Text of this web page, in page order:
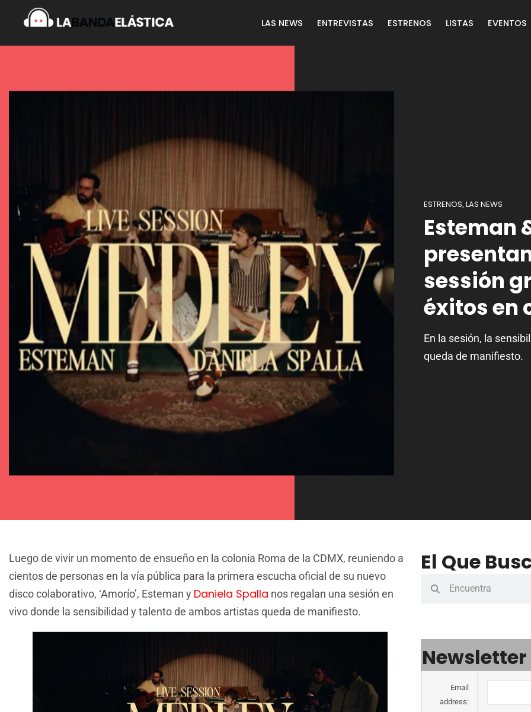
LAS NEWS ENTREVISTAS ESTRENOS LISTAS EVENTOS
ESTRENOS, LAS NEWS
Esteman
sessión
éxitos en
En la sesión, la
queda de manifiesto.
Luego de vivir un momento de ensueño en la colonia Roma de la CDMX, reuniendo a
cientos de personas en la vía pública para la primera escucha oficial de su nuevo
disco colaborativo, ‘Amorío’, Esteman y Daniela Spalla nos regalan una sesión en
vivo donde la sensibilidad y talento de ambos artistas queda de manifiesto.
El Que
Newsletter
Email
address: